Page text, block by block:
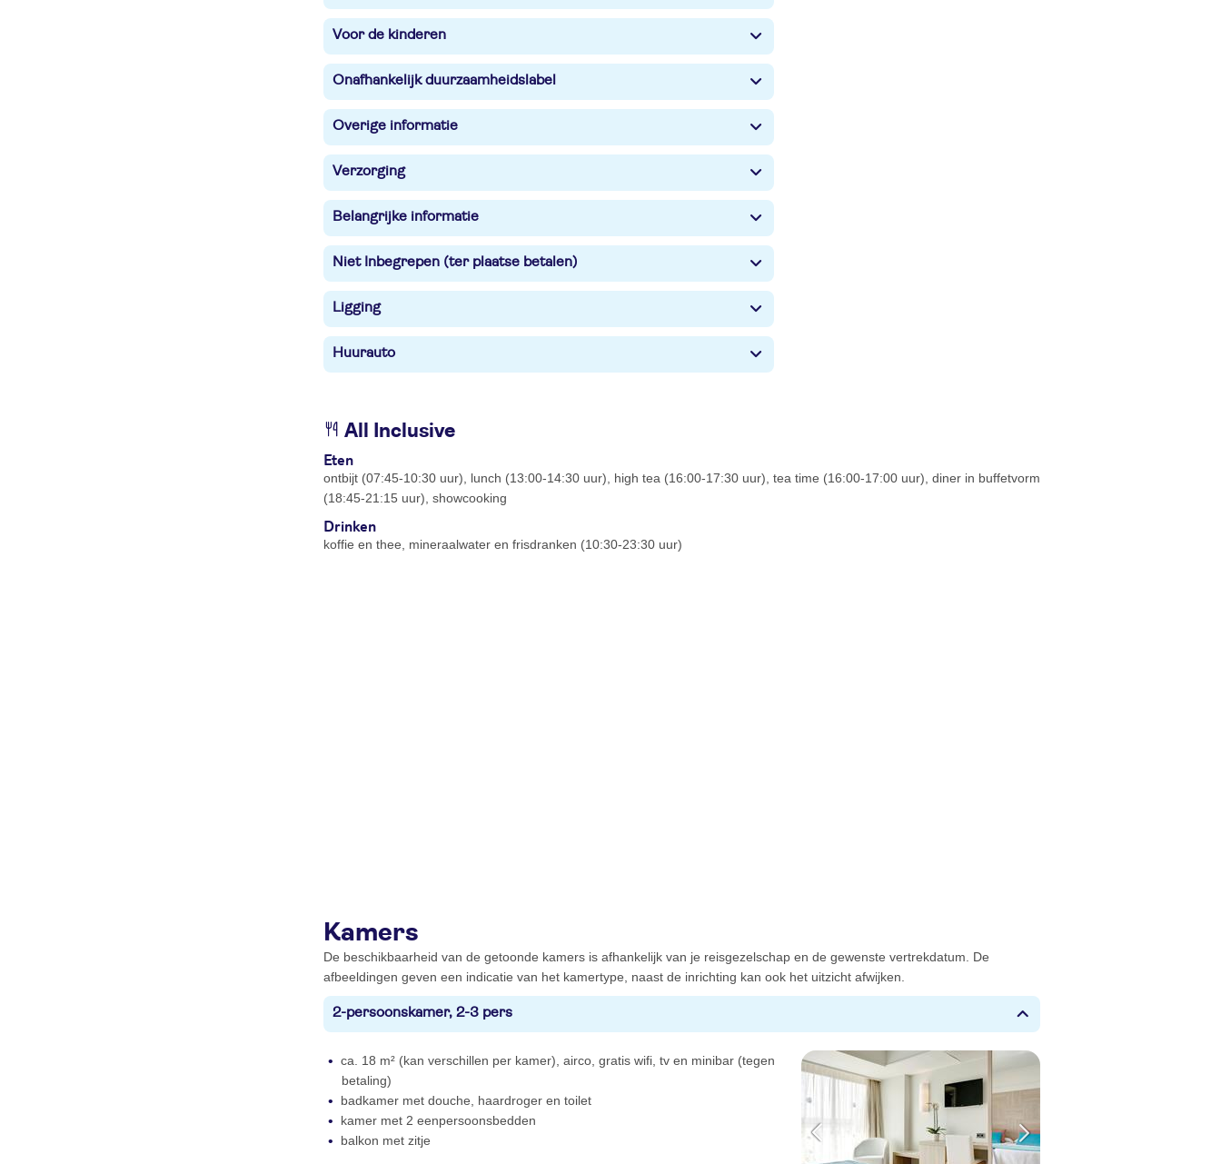
Voor de kinderen
Onafhankelijk duurzaamheidslabel
Overige informatie
Verzorging
Belangrijke informatie
Niet Inbegrepen (ter plaatse betalen)
Ligging
Huurauto
All Inclusive
Eten
ontbijt (07:45-10:30 uur), lunch (13:00-14:30 uur), high tea (16:00-17:30 uur), tea time (16:00-17:00 uur), diner in buffetvorm
(18:45-21:15 uur), showcooking
Drinken
koffie en thee, mineraalwater en frisdranken (10:30-23:30 uur)
Kamers
De beschikbaarheid van de getoonde kamers is afhankelijk van je reisgezelschap en de gewenste vertrekdatum. De
afbeeldingen geven een indicatie van het kamertype, naast de inrichting kan ook het uitzicht afwijken.
2-persoonskamer, 2-3 pers
ca. 18 m² (kan verschillen per kamer), airco, gratis wifi, tv en minibar (tegen
betaling)
badkamer met douche, haardroger en toilet
kamer met 2 eenpersoonsbedden
balkon met zitje